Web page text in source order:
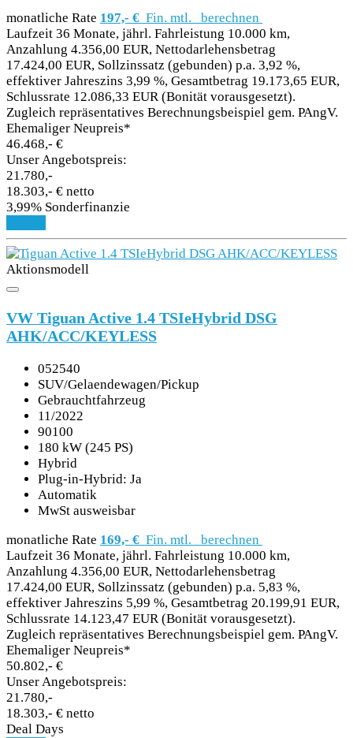
monatliche Rate 197,- € Fin. mtl.
berechnen
Laufzeit 36 Monate, jährl. Fahrleistung 10.000 km,
Anzahlung 4.356,00 EUR, Nettodarlehensbetrag
17.424,00 EUR, Sollzinssatz (gebunden) p.a. 3,92 %,
effektiver Jahreszins 3,99 %, Gesamtbetrag 19.173,65 EUR,
Schlussrate 12.086,33 EUR (Bonität vorausgesetzt).
Zugleich repräsentatives Berechnungsbeispiel gem. PAngV.
Ehemaliger Neupreis*
46.468,- €
Unser Angebotspreis:
21.780,-
18.303,- € netto
3,99% Sonderfinanzie
Aktionsmodell
VW Tiguan Active 1.4 TSIeHybrid DSG
AHK/ACC/KEYLESS
052540
SUV/Gelaendewagen/Pickup
Gebrauchtfahrzeug
11/2022
90100
180 kW (245 PS)
Hybrid
Plug-in-Hybrid: Ja
Automatik
MwSt ausweisbar
monatliche Rate 169,- € Fin. mtl.
berechnen
Laufzeit 36 Monate, jährl. Fahrleistung 10.000 km,
Anzahlung 4.356,00 EUR, Nettodarlehensbetrag
17.424,00 EUR, Sollzinssatz (gebunden) p.a. 5,83 %,
effektiver Jahreszins 5,99 %, Gesamtbetrag 20.199,91 EUR,
Schlussrate 14.123,47 EUR (Bonität vorausgesetzt).
Zugleich repräsentatives Berechnungsbeispiel gem. PAngV.
Ehemaliger Neupreis*
50.802,- €
Unser Angebotspreis:
21.780,-
18.303,- € netto
Deal Days